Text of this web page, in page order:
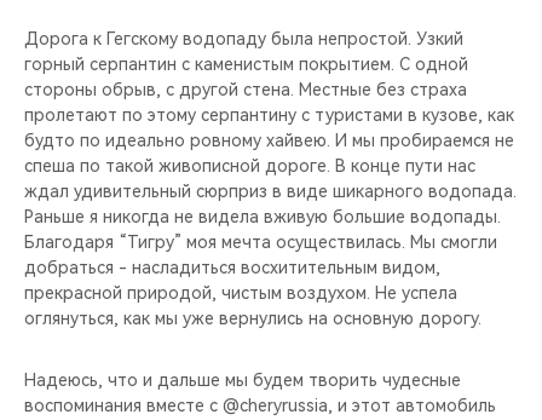
Дорога к Гегскому водопаду была непростой. Узкий
горный серпантин с каменистым покрытием. С одной
стороны обрыв, с другой стена. Местные без страха
пролетают по этому серпантину с туристами в кузове, как
будто по идеально ровному хайвею. И мы пробираемся не
спеша по такой живописной дороге. В конце пути нас
ждал удивительный сюрприз в виде шикарного водопада.
Раньше я никогда не видела вживую большие водопады.
Благодаря “Тигру” моя мечта осуществилась. Мы смогли
добраться - насладиться восхитительным видом,
прекрасной природой, чистым воздухом. Не успела
оглянуться, как мы уже вернулись на основную дорогу.
Надеюсь, что и дальше мы будем творить чудесные
воспоминания вместе с @cheryrussia, и этот автомобиль